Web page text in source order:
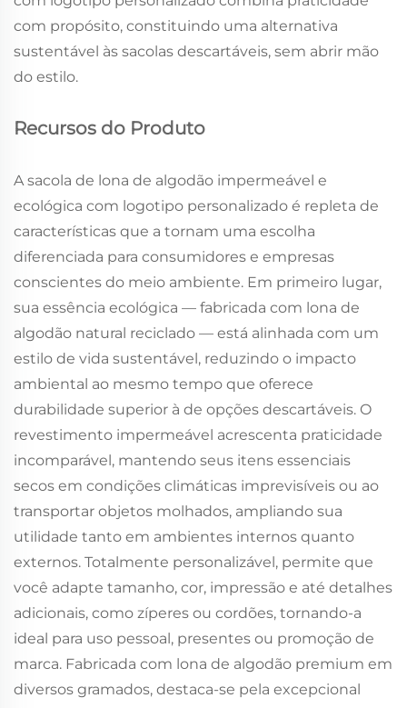
com propósito, constituindo uma alternativa
sustentável às sacolas descartáveis, sem abrir mão
do estilo.
Recursos do Produto
A sacola de lona de algodão impermeável e
ecológica com logotipo personalizado é repleta de
características que a tornam uma escolha
diferenciada para consumidores e empresas
conscientes do meio ambiente. Em primeiro lugar,
sua essência ecológica — fabricada com lona de
algodão natural reciclado — está alinhada com um
estilo de vida sustentável, reduzindo o impacto
ambiental ao mesmo tempo que oferece
durabilidade superior à de opções descartáveis. O
revestimento impermeável acrescenta praticidade
incomparável, mantendo seus itens essenciais
secos em condições climáticas imprevisíveis ou ao
transportar objetos molhados, ampliando sua
utilidade tanto em ambientes internos quanto
externos. Totalmente personalizável, permite que
você adapte tamanho, cor, impressão e até detalhes
adicionais, como zíperes ou cordões, tornando-a
ideal para uso pessoal, presentes ou promoção de
marca. Fabricada com lona de algodão premium em
diversos gramados, destaca-se pela excepcional